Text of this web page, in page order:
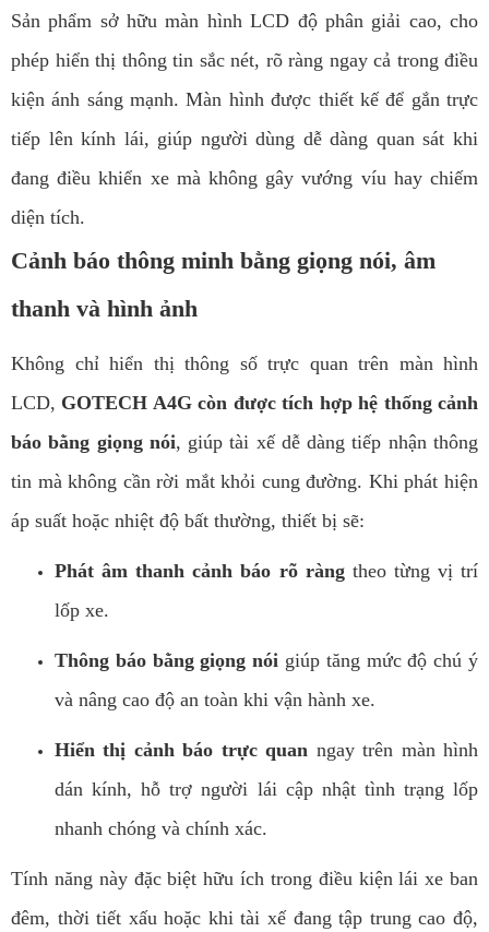
Sản phẩm sở hữu màn hình LCD độ phân giải cao, cho
phép hiển thị thông tin sắc nét, rõ ràng ngay cả trong điều
kiện ánh sáng mạnh. Màn hình được thiết kế để gắn trực
tiếp lên kính lái, giúp người dùng dễ dàng quan sát khi
đang điều khiển xe mà không gây vướng víu hay chiếm
diện tích.
Cảnh báo thông minh bằng giọng nói, âm
thanh và hình ảnh
Không chỉ hiển thị thông số trực quan trên màn hình
LCD, GOTECH A4G còn được tích hợp hệ thống cảnh
báo bằng giọng nói, giúp tài xế dễ dàng tiếp nhận thông
tin mà không cần rời mắt khỏi cung đường. Khi phát hiện
áp suất hoặc nhiệt độ bất thường, thiết bị sẽ:
Phát âm thanh cảnh báo rõ ràngtheo từng vị trí
lốp xe.
Thông báo bằng giọng nói giúp tăng mức độ chú ý
và nâng cao độ an toàn khi vận hành xe.
Hiển thị cảnh báo trực quan ngay trên màn hình
dán kính, hỗ trợ người lái cập nhật tình trạng lốp
nhanh chóng và chính xác.
Tính năng này đặc biệt hữu ích trong điều kiện lái xe ban
đêm, thời tiết xấu hoặc khi tài xế đang tập trung cao độ,